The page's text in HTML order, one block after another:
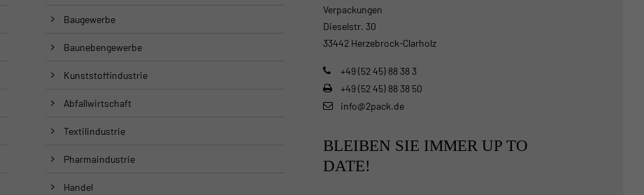
Baugewerbe
Baunebengewerbe
Kunststoffindustrie
Abfallwirtschaft
Textilindustrie
Pharmaindustrie
Handel
Verpackungen
Dieselstr. 30
33442 Herzebrock-Clarholz
+49 (52 45) 88 38 3
+49 (52 45) 88 38 50
info@2pack.de
BLEIBEN SIE IMMER UP TO
DATE!